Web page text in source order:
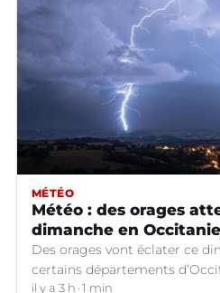
MÉTÉO
Météo : des orages
dimanche en
Des orages vont éclater ce
certains départements
il y a 3 h 1 min